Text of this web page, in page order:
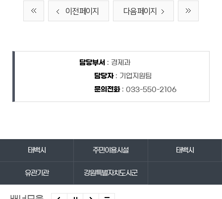
이전 페이지 다음 페이지
담당자 정보
담당부서 : 경제과
담당자: 기업지원팀
문의전화: 033-550-2106
태백시 주민이용시설 태백시
유관기관 강원특별자치도시군